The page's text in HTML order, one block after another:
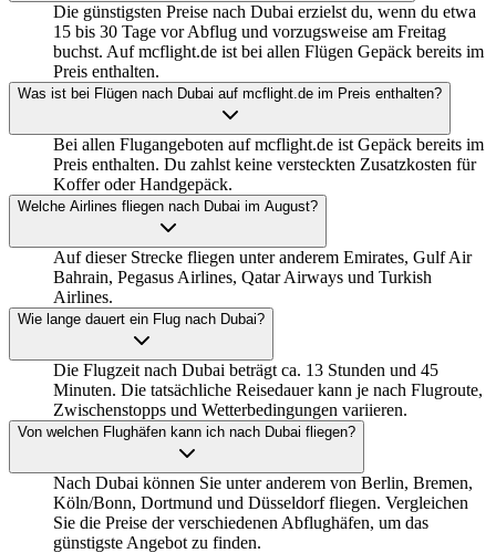
Die günstigsten Preise nach Dubai erzielst du, wenn du etwa
15 bis 30 Tage vor Abflug und vorzugsweise am Freitag
buchst. Auf mcflight.de ist bei allen Flügen Gepäck bereits im
Preis enthalten.
Was ist bei Flügen nach Dubai auf mcflight.de im Preis enthalten?
Bei allen Flugangeboten auf mcflight.de ist Gepäck bereits im
Preis enthalten. Du zahlst keine versteckten Zusatzkosten für
Koffer oder Handgepäck.
Welche Airlines fliegen nach Dubai im August?
Auf dieser Strecke fliegen unter anderem Emirates, Gulf Air
Bahrain, Pegasus Airlines, Qatar Airways und Turkish
Airlines.
Wie lange dauert ein Flug nach Dubai?
Die Flugzeit nach Dubai beträgt ca. 13 Stunden und 45
Minuten. Die tatsächliche Reisedauer kann je nach Flugroute,
Zwischenstopps und Wetterbedingungen variieren.
Von welchen Flughäfen kann ich nach Dubai fliegen?
Nach Dubai können Sie unter anderem von Berlin, Bremen,
Köln/Bonn, Dortmund und Düsseldorf fliegen. Vergleichen
Sie die Preise der verschiedenen Abflughäfen, um das
günstigste Angebot zu finden.